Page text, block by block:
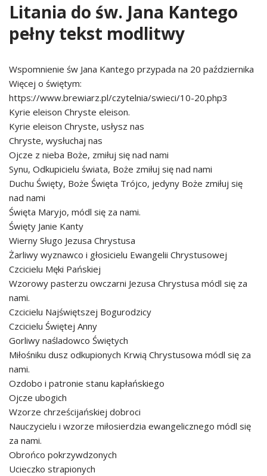
Litania do św. Jana Kantego
pełny tekst modlitwy
Wspomnienie św Jana Kantego przypada na 20 października
Więcej o świętym:
https://www.brewiarz.pl/czytelnia/swieci/10-20.php3
Kyrie eleison Chryste eleison.
Kyrie eleison Chryste, usłysz nas
Chryste, wysłuchaj nas
Ojcze z nieba Boże, zmiłuj się nad nami
Synu, Odkupicielu świata, Boże zmiłuj się nad nami
Duchu Święty, Boże Święta Trójco, jedyny Boże zmiłuj się
nad nami
Święta Maryjo, módl się za nami.
Święty Janie Kanty
Wierny Sługo Jezusa Chrystusa
Żarliwy wyznawco i głosicielu Ewangelii Chrystusowej
Czcicielu Męki Pańskiej
Wzorowy pasterzu owczarni Jezusa Chrystusa módl się za
nami.
Czcicielu Najświętszej Bogurodzicy
Czcicielu Świętej Anny
Gorliwy naśladowco Świętych
Miłośniku dusz odkupionych Krwią Chrystusowa módl się za
nami.
Ozdobo i patronie stanu kapłańskiego
Ojcze ubogich
Wzorze chrześcijańskiej dobroci
Nauczycielu i wzorze miłosierdzia ewangelicznego módl się
za nami.
Obrońco pokrzywdzonych
Ucieczko strapionych